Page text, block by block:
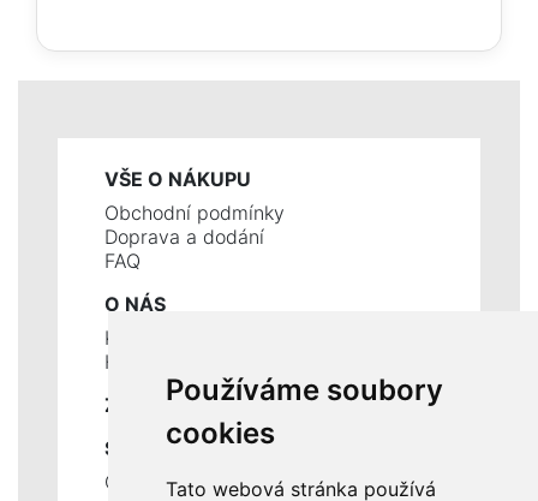
Používáme soubory
cookies
Tato webová stránka používá
VŠE O NÁKUPU
Obchodní podmínky
Doprava a dodání
FAQ
O NÁS
Kontakty
Historie a současnost
ZÁKLADNÍ ÚDAJE
SLUŽBY
Ceník servisních prací